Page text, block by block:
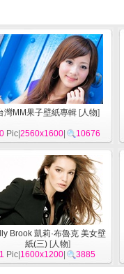
灣MM果子壁紙專輯[人物]
Pic| 2560x1600 10676
Brook 凱莉·布魯克 美女壁
紙(三)[人物]
1 Pic| 1600x1200 3885